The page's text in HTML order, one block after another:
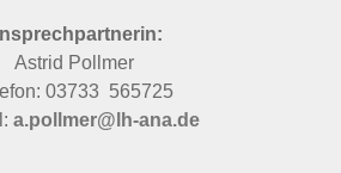
Astrid Pollmer
03733 565725
a.pollmer@lh-ana.de